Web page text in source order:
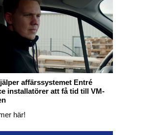
affärssystemet Entré
installatörer att få tid till VM-
här!